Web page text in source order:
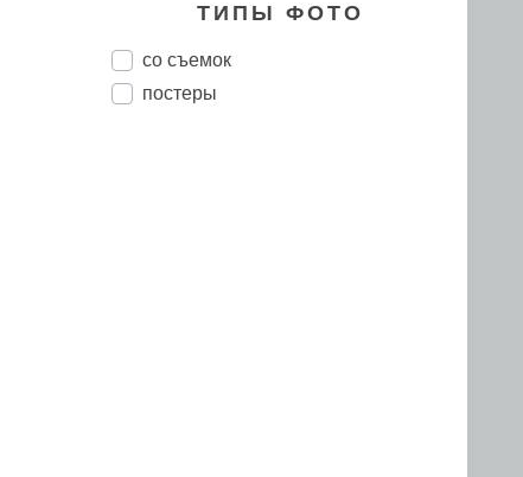
ТИПЫ ФОТО
со съемок
постеры